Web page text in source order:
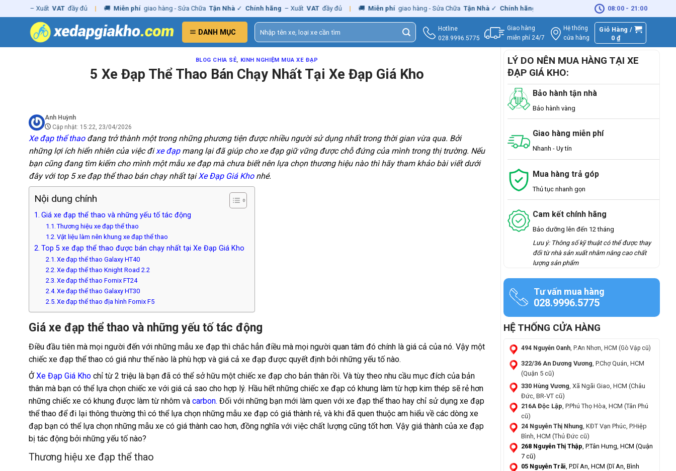
to
đầy đủ | 🚚 Miễn phí giao hàng - Sửa Chữa Tận Nhà ✓ Chính hãng – Xuất VAT đầy đủ | 🚚 Miễn phí giao hàng - Sửa Chữa Tận Nhà ✓ Chính hãng – Xuất VAT Miễn phí giao hàng - Sửa
08:00 - 21:00
DANH MỤC
Tìm
kiếm:
Hotline
028.9996.5775
Giao hàng
miễn phí 24/7
Hệ thống
cửa hàng
Giỏ Hàng /
0 ₫
BLOG CHIA SẺ, KINH NGHIỆM MUA XE ĐẠP
5 Xe Đạp Thể Thao Bán Chạy Nhất Tại Xe Đạp Giá Kho
Anh Huỳnh
Cập nhật: 15:22, 23/04/2026
Xe đạp thể thaođang trở thành một trong những phương tiện được nhiều người sử dụng nhất trong thời gian vừa qua. Bởi
những lợi ích hiển nhiên của việc đixe đạpmang lại đã giúp cho xe đạp giữ vững được chỗ đứng của mình trong thị trường. Nếu
bạn cũng đang tìm kiếm cho mình một mẫu xe đạp mà chưa biết nên lựa chọn thương hiệu nào thì hãy tham khảo bài viết dưới
đây với top 5 xe đạp thể thao bán chạy nhất tạiXe Đạp Giá Khonhé.
Nội dung chính
Giá xe đạp thể thao và những yếu tố tác động
Thương hiệu xe đạp thể thao
Vật liệu làm nên khung xe đạp thể thao
Top 5 xe đạp thể thao được bán chạy nhất tại Xe Đạp Giá Kho
Xe đạp thể thao Galaxy HT40
Xe đạp thể thao Knight Road 2.2
Xe đạp thể thao Fornix FT24
Xe đạp thể thao Galaxy HT30
Xe đạp thể thao địa hình Fornix F5
Giá xe đạp thể thao và những yếu tố tác động
Điều đầu tiên mà mọi người đến với những mẫu xe đạp thì chắc hẳn điều mà mọi người quan tâm đó chính là giá cả của nó. Vậy một
chiếc xe đạp thể thao có giá như thế nào là phù hợp và giá cả xe đạp được quyết định bởi những yếu tố nào.
ỞXe Đạp Giá Kho chỉ từ 2 triệu là bạn đã có thể sở hữu một chiếc xe đạp cho bản thân rồi. Và tùy theo nhu cầu mục đích của bản
thân mà bạn có thể lựa chọn chiếc xe với giá cả sao cho hợp lý. Hầu hết những chiếc xe đạp có khung làm từ hợp kim thép sẽ rẻ hơn
những chiếc xe có khung được làm từ nhôm và carbon. Đối với những bạn mới làm quen với xe đạp thể thao hay chỉ sử dụng xe đạp
thể thao để đi lại thông thường thì có thể lựa chọn những mẫu xe đạp có giá thành rẻ, và khi đã quen thuộc am hiểu về các dòng xe
đạp bạn có thể lựa chọn những mẫu xe có giá thành cao hơn, đồng nghĩa với việc chất lượng cũng tốt hơn. Vậy giá thành của xe đạp
bị tác động bởi những yếu tố nào?
Thương hiệu xe đạp thể thao
LÝ DO NÊN MUA HÀNG TẠI XE
ĐẠP GIÁ KHO:
Bảo hành tận nhà
Bảo hành vàng
Giao hàng miễn phí
Nhanh - Uy tín
Mua hàng trả góp
Thủ tục nhanh gọn
Cam kết chính hãng
Bảo dưỡng lên đến 12 tháng
Lưu ý: Thông số kỹ thuật có thể được thay
đổi từ nhà sản xuất nhằm nâng cao chất
lượng sản phẩm
Tư vấn mua hàng
028.9996.5775
HỆ THỐNG CỬA HÀNG
494 Nguyễn Oanh, P.An Nhơn, HCM (Gò Vập cũ)
322/36 An Dương Vương, P.Chợ Quán, HCM
(Quận 5 cũ)
330 Hùng Vương, Xã Ngãi Giao, HCM (Châu
Đức, BR-VT cũ)
216A Độc Lập, P.Phú Thọ Hòa, HCM (Tân Phú
cũ)
24 Nguyễn Thị Nhung, KĐT Vạn Phúc, P.Hiệp
Bình, HCM (Thủ Đức cũ)
268 Nguyễn Thị Thập, P.Tân Hưng, HCM (Quận
7 cũ)
05 Nguyễn Trãi, P.Dĩ An, HCM (Dĩ An, Bình